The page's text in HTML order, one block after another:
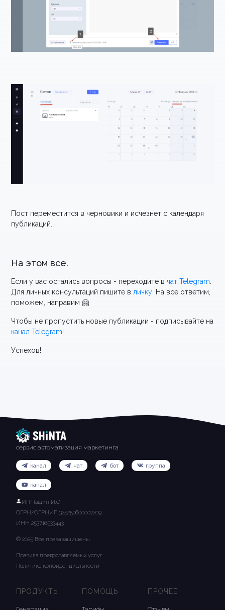
Пост переместится в черновики и исчезнет с календаря
публикаций.
На этом все.
Если у вас остались вопросы - переходите в чат Telegram
Для личных консультаций пишите в личку . На все ответим,
поможем, направим 🤗
Чтобы не пропустить новые публикации - подписывайте на
канал Telegram!
Успехов!
сервис автоматизация маркетинга
канал чат бот группа
канал
ИП Чащин И.О
ОГРН/ОГРНИП 325253600002209
ИНН 253716533443
© 2025 Все права защищены
Правила предоставляемых услуг
Политика конфиденциальности
ПРОДУКТЫ ПОМОЩЬ ПРОЧЕЕ